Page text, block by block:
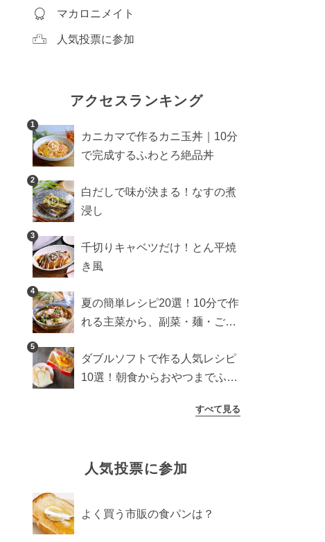
マカロニメイト
人気投票に参加
アクセスランキング
1
カニカマで作るカニ玉丼｜10分
で完成するふわとろ絶品丼
2
白だしで味が決まる！なすの煮
浸し
3
千切りキャベツだけ！とん平焼
き風
4
夏の簡単レシピ20選！10分で作
れる主菜から、副菜・麺・ごは
5
ダブルソフトで作る人気レシピ
10選！朝食からおやつまでふん
すべて見る
人気投票に参加
よく買う市販の食パンは？